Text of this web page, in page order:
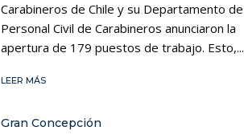
Carabineros de Chile y su Departamento de
Personal Civil de Carabineros anunciaron la
apertura de 179 puestos de trabajo. Esto,...
LEER MÁS
Gran Concepción